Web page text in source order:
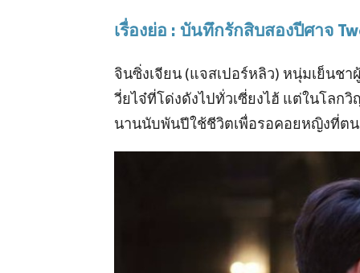
เรื่องย่อ : บันทึกรักสิบสองปีศาจ
จินซิ่งเจียน (แจสเปอร์หลิว) หนุ่มเย็นช
วี่ยไจ๋ที่โด่งดังไปทั่วเซี่ยงไฮ้ แต่ในโล
นานนับพันปีใช้ชีวิตเพื่อรอคอยหญิงที่ตน